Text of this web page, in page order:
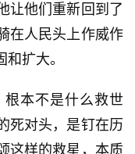
让他们重新回到了
在人民头上作威作
扩大。
本不是什么救世
死对头，是钉在历
这样的救星，本质